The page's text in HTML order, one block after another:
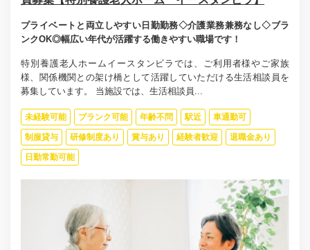
プライベートと両立しやすい日勤勤務◇介護業務兼務なし◇ブラ
ンクOK◎幅広い年代が活躍する働きやすい職場です！
特別養護老人ホームイースタンビラでは、ご利用者様やご家族
様、関係機関との架け橋として活躍していただける生活相談員を
募集しています。 当施設では、生活相談員...
未経験可能 ブランク可能 年齢不問 駅近 車通勤可
制服貸与 研修制度あり 賞与あり 経験者歓迎 退職金あり
日勤常勤可能